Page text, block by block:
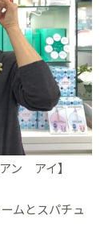
ン アイ】
ムとスパチュ